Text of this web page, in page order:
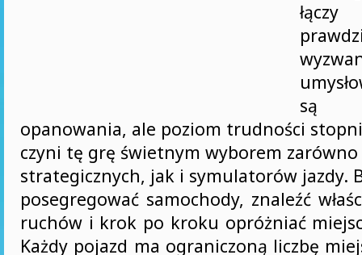
są
opanowania, ale poziom trudności
czyni tę grę świetnym wyborem
strategicznych, jak i symulatorów jazdy.
posegregować samochody, znaleźć
ruchów i krok po kroku opróżniać
Każdy pojazd ma ograniczoną liczbę